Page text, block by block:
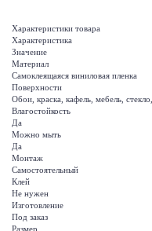
Характеристики товара
Характеристика
Значение
Материал
Самоклеящаяся виниловая пленка
Поверхности
Обои, краска, кафель, мебель,
Влагостойкость
Да
Можно мыть
Да
Монтаж
Самостоятельный
Клей
Не нужен
Изготовление
Под заказ
Размер